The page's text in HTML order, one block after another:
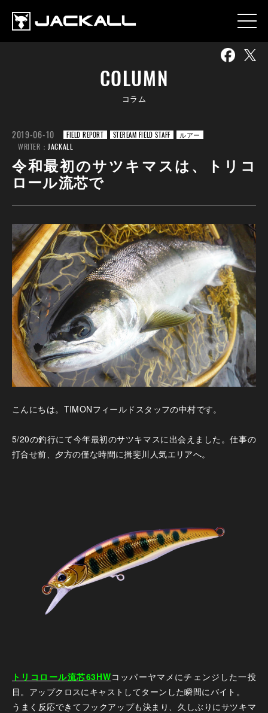
COLUMN
コラム
2019-06-10 FIELD REPORT STEREAM FIELD STAFF ルアー
WRITER：JACKALL
令和最初のサツキマスは、トリコ
ロール流芯で
こんにちは。TIMONフィールドスタッフの中村です。
5/20の釣行にて今年最初のサツキマスに出会えました。仕事の
打合せ前、夕方の僅な時間に揖斐川人気エリアへ。
トリコロール流芯63HWコッパーヤマメにチェンジした一投
目。アップクロスにキャストしてターンした瞬間にバイト。
うまく反応できてフックアップも決まり、久しぶりにサツキマ